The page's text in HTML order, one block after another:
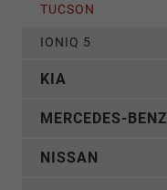
TUCSON
IONIQ 5
KIA
MERCEDES-BENZ
NISSAN